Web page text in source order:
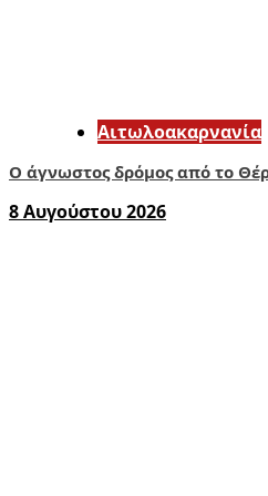
Αιτωλοακαρνανία
Ο άγνωστος δρόμος από το
8 Αυγούστου 2026